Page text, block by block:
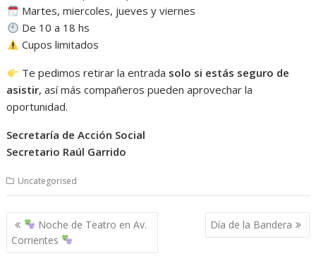
Martes, miercoles, jueves y viernes
De 10 a 18 hs
Cupos limitados
Te pedimos retirar la entrada solo si estás seguro de
asistir, así más compañeros pueden aprovechar la
oportunidad.
Secretaría de Acción Social
Secretario Raúl Garrido
Uncategorised
Navegación
de
entradas
Noche de Teatro en Av.
Corrientes
Día de la Bandera